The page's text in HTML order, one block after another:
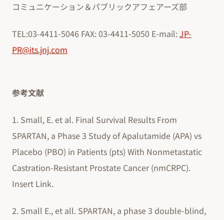
コミュニケーション＆パブリックアフェアーズ部
TEL:03-4411-5046 FAX: 03-4411-5050 E-mail:JP-
PR@its.jnj.com
参考文献
1. Small, E. et al. Final Survival Results From
SPARTAN, a Phase 3 Study of Apalutamide (APA) vs
Placebo (PBO) in Patients (pts) With Nonmetastatic
Castration-Resistant Prostate Cancer (nmCRPC).
Insert Link.
2. Small E., et all. SPARTAN, a phase 3 double-blind,